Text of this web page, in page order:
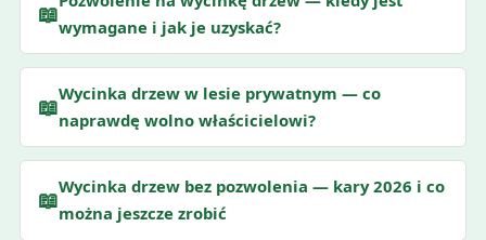
📖wymagane i jak je uzyskać?
📖Wycinka drzew w lesie prywatnym — co
naprawdę wolno właścicielowi?
📖Wycinka drzew bez pozwolenia — kary 2026 i co
można jeszcze zrobić